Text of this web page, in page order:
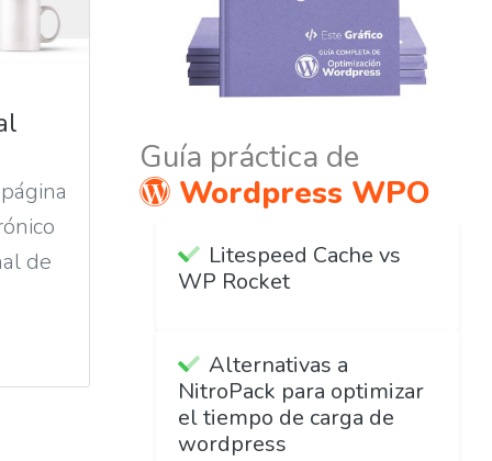
de
Guía práctica de
Wordpress WPO
Litespeed Cache vs
WP Rocket
Alternativas a
NitroPack para optimizar
el tiempo de carga de
wordpress